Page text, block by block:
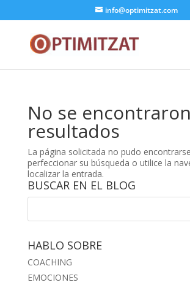
info@optimitzat.com
No se encontraron
resultados
La página solicitada no pudo
perfeccionar su búsqueda o utilice la
localizar la entrada.
BUSCAR EN EL BLOG
HABLO SOBRE
COACHING
EMOCIONES